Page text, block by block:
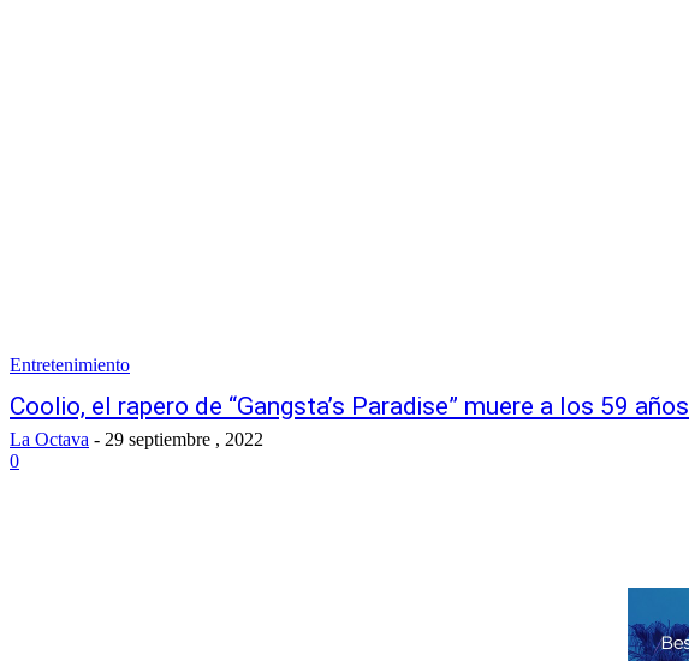
Entretenimiento
Coolio, el rapero de “Gangsta’s Paradise” muere a los 59 años
La Octava - 29 septiembre , 2022
0